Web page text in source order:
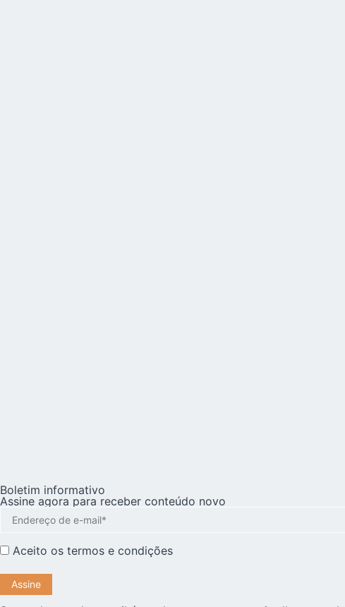
Boletim informativo
Assine agora para receber conteúdo novo
Aceito os termos e condições